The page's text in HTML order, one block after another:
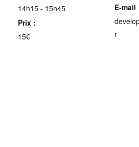
14h15 - 15h45
Prix :
15€
E-mail
r